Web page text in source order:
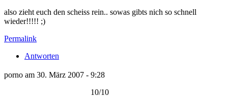
also zieht euch den scheiss rein.. sowas gibts nich so schnell
wieder!!!!! ;)
Permalink
Antworten
porno am 30. März 2007 - 9:28
10/10